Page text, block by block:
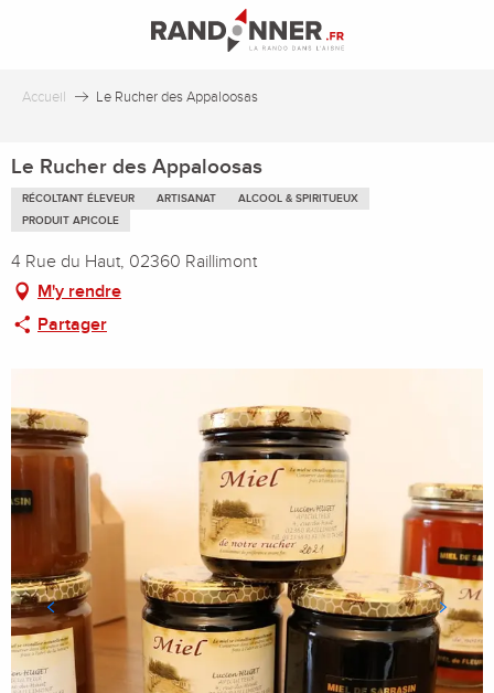
principal
Accueil Le Rucher des Appaloosas
Le Rucher des Appaloosas
RÉCOLTANT ÉLEVEUR ARTISANAT
ALCOOL & SPIRITUEUX
PRODUIT APICOLE
4 Rue du Haut, 02360 Raillimont
M'y rendre
Partager